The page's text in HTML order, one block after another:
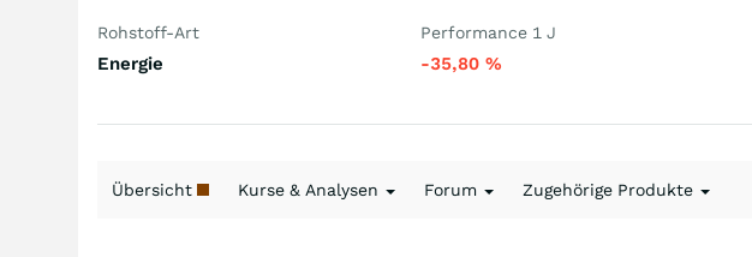
Rohstoff-Art
Energie
Performance 1 J
-35,80 %
Übersicht Kurse & Analysen Forum Zugehörige Produkte